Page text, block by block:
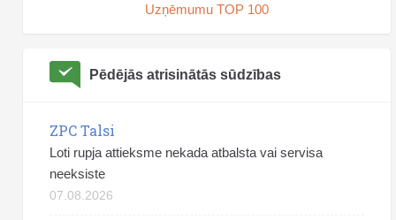
Uzņēmumu TOP 100
Pēdējās atrisinātās sūdzības
ZPC Talsi
Loti rupja attieksme nekada atbalsta vai servisa
neeksiste
07.08.2026